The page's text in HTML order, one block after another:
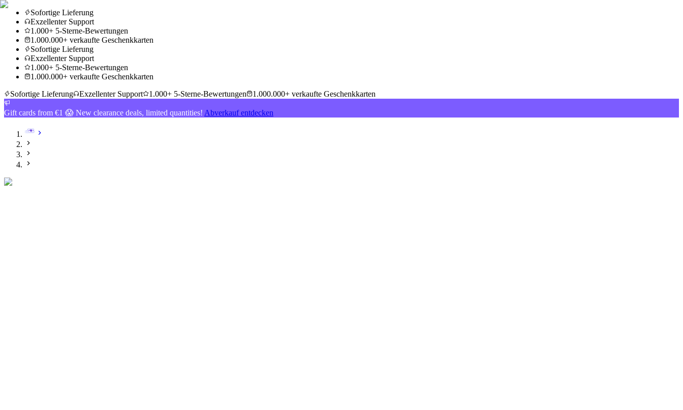
Sofortige Lieferung
Exzellenter Support
1.000+ 5-Sterne-Bewertungen
1.000.000+ verkaufte Geschenkkarten
Sofortige Lieferung
Exzellenter Support
1.000+ 5-Sterne-Bewertungen
1.000.000+ verkaufte Geschenkkarten
Sofortige Lieferung
Exzellenter Support 1.000+ 5-Sterne-Bewertungen 1.000.000+ verkaufte Geschenkkarten
Gift cards from €1 😱 New clearance deals, limited quantities! Abverkauf entdecken